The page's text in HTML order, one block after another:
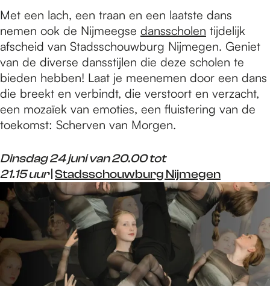
a
g
e
Met een lach, een traan en een laatste dans
nemen ook de Nijmeegse dansscholen tijdelijk
afscheid van Stadsschouwburg Nijmegen. Geniet
van de diverse dansstijlen die deze scholen te
bieden hebben! Laat je meenemen door een dans
die breekt en verbindt, die verstoort en verzacht,
een mozaïek van emoties, een fluistering van de
toekomst: Scherven van Morgen.
Dinsdag 24 juni van 20.00 tot
21.15 uur Stadsschouwburg Nijmegen